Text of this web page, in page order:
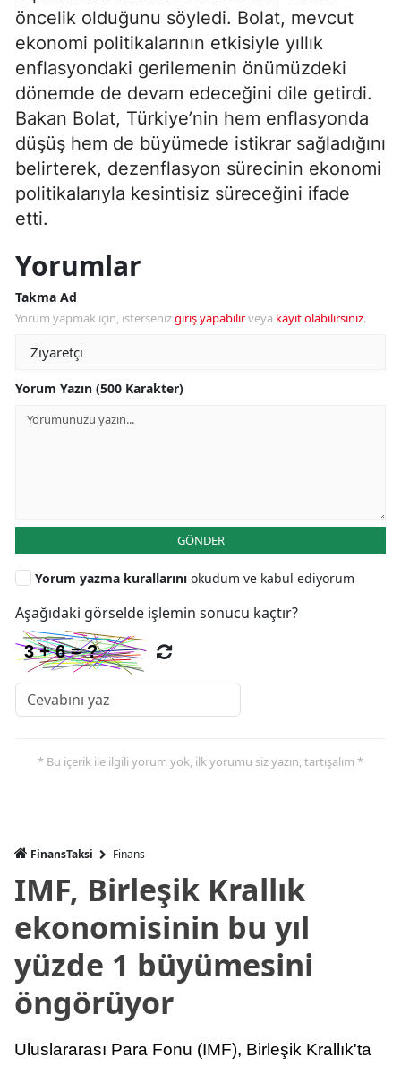
öncelik olduğunu söyledi. Bolat, mevcut
ekonomi politikalarının etkisiyle yıllık
enflasyondaki gerilemenin önümüzdeki
dönemde de devam edeceğini dile getirdi.
Bakan Bolat, Türkiye’nin hem enflasyonda
düşüş hem de büyümede istikrar sağladığını
belirterek, dezenflasyon sürecinin ekonomi
politikalarıyla kesintisiz süreceğini ifade
etti.
Yorumlar
Takma Ad
Yorum yapmak için, istersenizgiriş yapabilirveya kayıt olabilirsiniz.
Yorum Yazın (500 Karakter)
GÖNDER
Yorum yazma kurallarını okudum ve kabul ediyorum
Aşağıdaki görselde işlemin sonucu kaçtır?
* Bu içerik ile ilgili yorum yok, ilk yorumu siz yazın, tartışalım *
FinansTaksi Finans
IMF, Birleşik Krallık
ekonomisinin bu yıl
yüzde 1 büyümesini
öngörüyor
Uluslararası Para Fonu (IMF), Birleşik Krallık'ta